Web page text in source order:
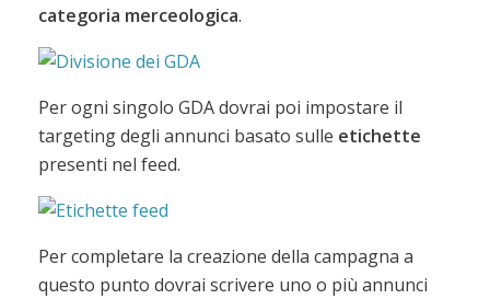
categoria merceologica.
Per ogni singolo GDA dovrai poi impostare il
targeting degli annunci basato sulle etichette
presenti nel feed.
Per completare la creazione della campagna a
questo punto dovrai scrivere uno o più annunci